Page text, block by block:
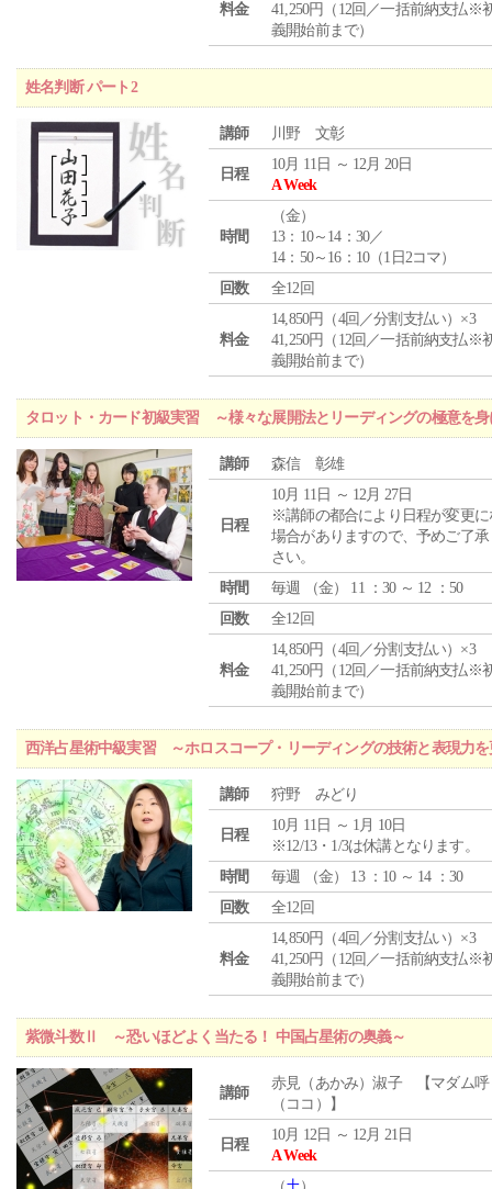
料金
41,250円（12回／一括前納支払※
義開始前まで）
姓名判断 パート2
講師 川野 文彰
日程
10月 11日 ～ 12月 20日
A Week
時間
（金）
13：10～14：30／
14：50～16：10（1日2コマ）
回数
全12回
料金
14,850円（4回／分割支払い）×3
41,250円（12回／一括前納支払※
義開始前まで）
タロット・カード初級実習 ～様々な展開法とリーディングの極意を身
講師 森信 彰雄
日程
10月 11日 ～ 12月 27日
※講師の都合により日程が変更に
場合がありますので、予めご了承
さい。
時間
毎週 （金） 11 ：30 ～ 12 ：50
回数
全12回
料金
14,850円（4回／分割支払い）×3
41,250円（12回／一括前納支払※
義開始前まで）
西洋占星術中級実習 ～ホロスコープ・リーディングの技術と表現力
講師 狩野 みどり
日程
10月 11日 ～ 1月 10日
※12/13・1/3は休講となります。
時間
毎週 （金） 13 ：10 ～ 14 ：30
回数
全12回
料金
14,850円（4回／分割支払い）×3
41,250円（12回／一括前納支払※
義開始前まで）
紫微斗数Ⅱ ～恐いほどよく当たる！ 中国占星術の奥義～
講師
赤見（あかみ）淑子 【マダム呼
（ココ）】
日程
10月 12日 ～ 12月 21日
A Week